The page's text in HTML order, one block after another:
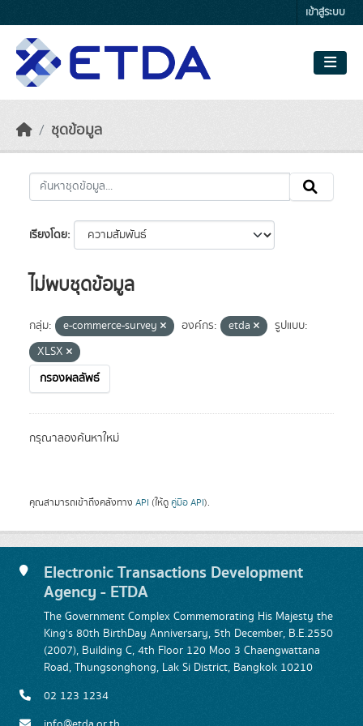
เข้าสู่ระบบ
ชุดข้อมูล
เรียงโดย
ไม่พบชุดข้อมูล
กลุ่ม: e-commerce-survey องค์กร: etda
รูปแบบ:
XLSX
กรองผลลัพธ์
กรุณาลองค้นหาใหม่
คุณสามารถเข้าถึงคลังทาง API (ให้ดู คู่มือ API).
Electronic Transactions Development
Agency - ETDA
The Government Complex Commemorating His Majesty the
King's 80th BirthDay Anniversary, 5th December, B.E.2550
(2007), Building C, 4th Floor 120 Moo 3 Chaengwattana
Road, Thungsonghong, Lak Si District, Bangkok 10210
02 123 1234